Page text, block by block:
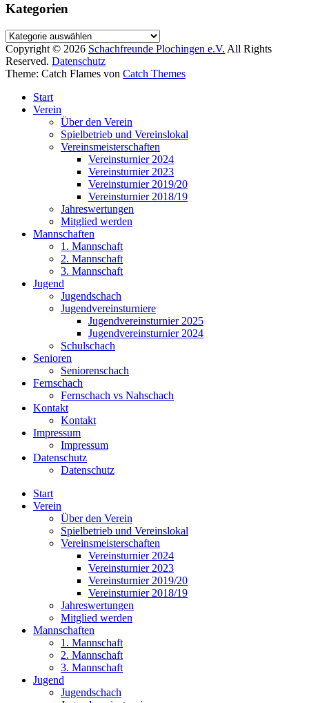
Kategorien
Kategorien
Copyright © 2026 Schachfreunde Plochingen e.V. All Rights
Reserved. Datenschutz
Theme: Catch Flames von Catch Themes
Start
Verein
Über den Verein
Spielbetrieb und Vereinslokal
Vereinsmeisterschaften
Vereinsturnier 2024
Vereinsturnier 2023
Vereinsturnier 2019/20
Vereinsturnier 2018/19
Jahreswertungen
Mitglied werden
Mannschaften
1. Mannschaft
2. Mannschaft
3. Mannschaft
Jugend
Jugendschach
Jugendvereinsturniere
Jugendvereinsturnier 2025
Jugendvereinsturnier 2024
Schulschach
Senioren
Seniorenschach
Fernschach
Fernschach vs Nahschach
Kontakt
Kontakt
Impressum
Impressum
Datenschutz
Datenschutz
Start
Verein
Über den Verein
Spielbetrieb und Vereinslokal
Vereinsmeisterschaften
Vereinsturnier 2024
Vereinsturnier 2023
Vereinsturnier 2019/20
Vereinsturnier 2018/19
Jahreswertungen
Mitglied werden
Mannschaften
1. Mannschaft
2. Mannschaft
3. Mannschaft
Jugend
Jugendschach